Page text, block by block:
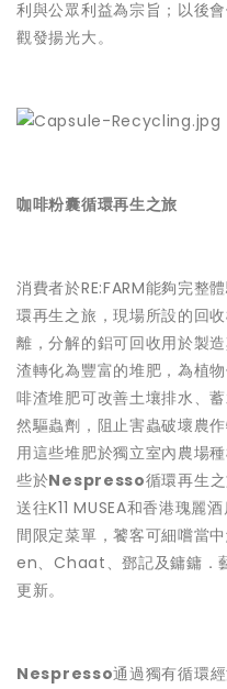
利與公眾利益為宗旨；以後
觀發揚光大。
咖啡粉囊循環再生之旅
消費者於RE:FARM能夠完整
環再生之旅，現場所設的回
離，分解的鋁可回收用於製
渣轉化為豐富的堆肥，為植
啡渣堆肥可改善土壤排水、
然驅蟲劑，阻止害蟲破壞農作
用這些堆肥於獨立室內農場
些於Nespresso循環再生
送往K11 MUSEA和香港瑰麗
間限定菜單，饕客可細嚐當
en、Chaat、鄧記及鏞鏞．
更新。
Nespresso通過獨有循環